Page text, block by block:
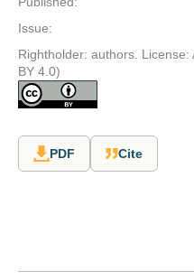
Issue:
Rightholder: authors.
BY 4.0)
PDF Cite